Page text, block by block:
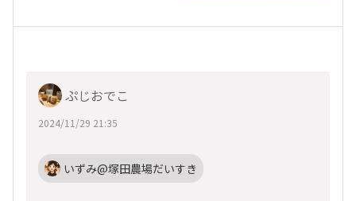
ぷじおでこ
2024/11/29 21:35
いずみ@塚田農場だいすき